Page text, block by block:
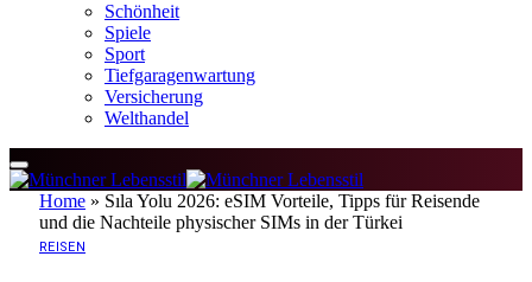
Schönheit
Spiele
Sport
Tiefgaragenwartung
Versicherung
Welthandel
Home » Sıla Yolu 2026: eSIM Vorteile, Tipps für Reisende
und die Nachteile physischer SIMs in der Türkei
REISEN